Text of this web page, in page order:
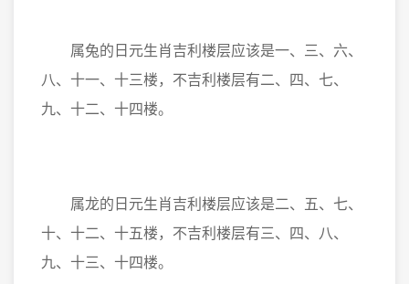
属兔的日元生肖吉利楼层应该是一、三、六、
八、十一、十三楼，不吉利楼层有二、四、七、
九、十二、十四楼。
属龙的日元生肖吉利楼层应该是二、五、七、
十、十二、十五楼，不吉利楼层有三、四、八、
九、十三、十四楼。